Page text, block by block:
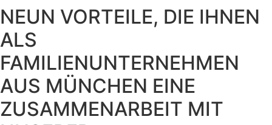
NEUN VORTEILE, DIE IHNEN
ALS
FAMILIENUNTERNEHMEN
AUS MÜNCHEN EINE
ZUSAMMENARBEIT MIT